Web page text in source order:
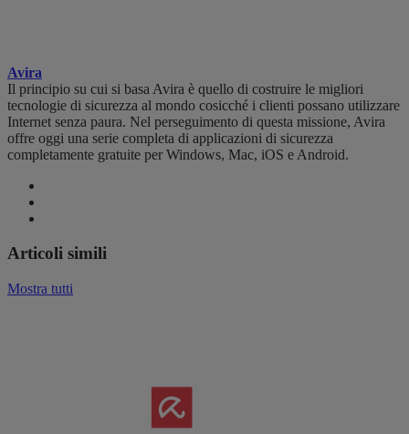
Avira
Il principio su cui si basa Avira è quello di costruire le migliori
tecnologie di sicurezza al mondo cosicché i clienti possano utilizzare
Internet senza paura. Nel perseguimento di questa missione, Avira
offre oggi una serie completa di applicazioni di sicurezza
completamente gratuite per Windows, Mac, iOS e Android.
Articoli simili
Mostra tutti